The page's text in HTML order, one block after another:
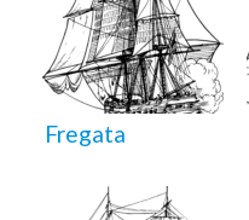
Fregata